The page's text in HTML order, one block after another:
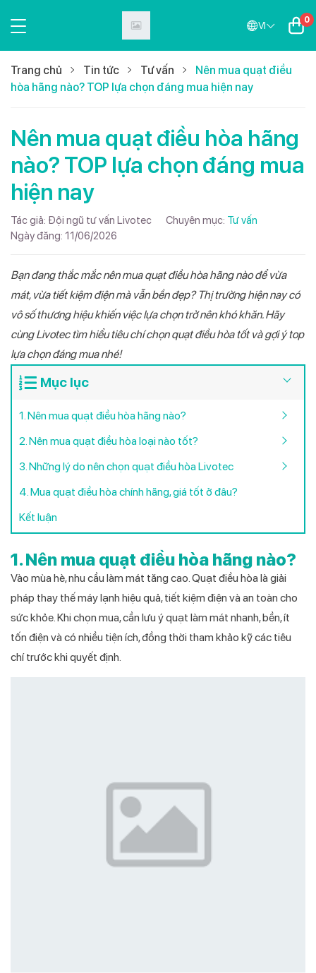
VI 0
Trang chủ Tin tức Tư vấn
Nên mua quạt điều
hòa hãng nào? TOP lựa chọn đáng mua hiện nay
Nên mua quạt điều hòa hãng
nào? TOP lựa chọn đáng mua
hiện nay
Tác giả: Đội ngũ tư vấn Livotec Chuyên mục: Tư vấn
Ngày đăng: 11/06/2026
Bạn đang thắc mắc nên mua quạt điều hòa hãng nào để vừa
mát, vừa tiết kiệm điện mà vẫn bền đẹp? Thị trường hiện nay có
vô số thương hiệu khiến việc lựa chọn trở nên khó khăn. Hãy
cùng Livotec tìm hiểu tiêu chí chọn quạt điều hòa tốt và gợi ý top
lựa chọn đáng mua nhé!
Mục lục
1. Nên mua quạt điều hòa hãng nào?
2. Nên mua quạt điều hòa loại nào tốt?
3. Những lý do nên chọn quạt điều hòa Livotec
4. Mua quạt điều hòa chính hãng, giá tốt ở đâu?
Kết luận
1. Nên mua quạt điều hòa hãng nào?
Vào mùa hè, nhu cầu làm mát tăng cao. Quạt điều hòa là giải
pháp thay thế máy lạnh hiệu quả, tiết kiệm điện và an toàn cho
sức khỏe. Khi chọn mua, cần lưu ý quạt làm mát nhanh, bền, ít
tốn điện và có nhiều tiện ích, đồng thời tham khảo kỹ các tiêu
chí trước khi quyết định.